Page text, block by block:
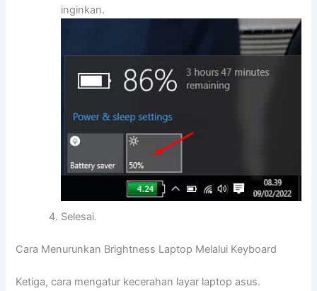
inginkan.
Selesai.
Cara Menurunkan Brightness Laptop Melalui Keyboard
Ketiga, cara mengatur kecerahan layar laptop asus.